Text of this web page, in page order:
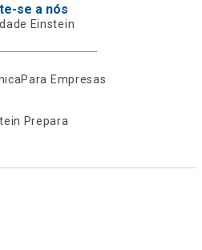
se a nós
Einstein
Para Empresas
Prepara